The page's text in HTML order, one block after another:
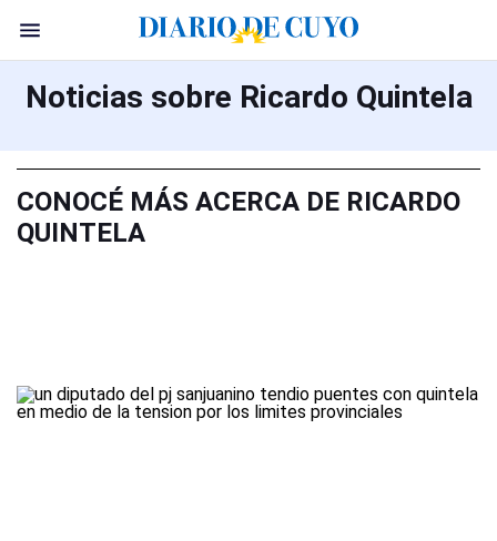
Noticias sobre Ricardo Quintela
CONOCÉ MÁS ACERCA DE RICARDO
QUINTELA